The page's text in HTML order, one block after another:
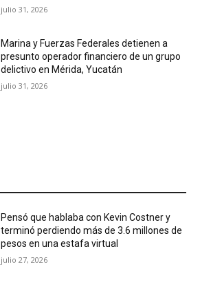
julio 31, 2026
Marina y Fuerzas Federales detienen a
presunto operador financiero de un grupo
delictivo en Mérida, Yucatán
julio 31, 2026
Pensó que hablaba con Kevin Costner y
terminó perdiendo más de 3.6 millones de
pesos en una estafa virtual
julio 27, 2026